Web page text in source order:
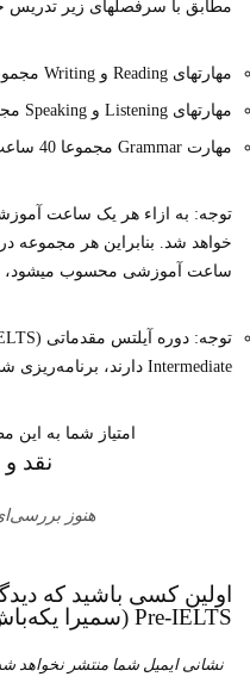
مطابق با سرفصلهای زیر تدریس
مهارتهای Reading و Writing مجموعا 32 ساعت
مهارتهای Listening و Speaking مجموعا 32 ساعت
مهارت Grammar مجموعا 40 ساعت
ساعت آموزشی محسوب میشود،
Intermediate دارند، برنامه‌ریزی شده است.
امتیاز شما به
نقد
هنوز
اولین کسی باشید که
Pre-IELTS (سمیرا یکه‌باش)”
نشانی ایمیل شما منتشر نخواهد